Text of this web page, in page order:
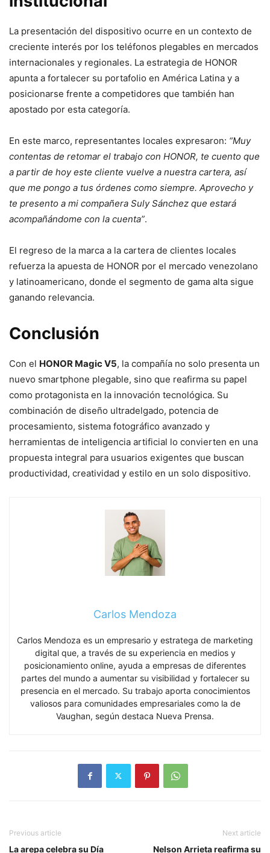
La presentación del dispositivo ocurre en un contexto de
creciente interés por los teléfonos plegables en mercados
internacionales y regionales. La estrategia de HONOR
apunta a fortalecer su portafolio en América Latina y a
posicionarse frente a competidores que también han
apostado por esta categoría.
En este marco, representantes locales expresaron: “Muy
contentas de retomar el trabajo con HONOR, te cuento que
a partir de hoy este cliente vuelve a nuestra cartera, así
que me pongo a tus órdenes como siempre. Aprovecho y
te presento a mi compañera Suly Sánchez que estará
acompañándome con la cuenta”.
El regreso de la marca a la cartera de clientes locales
refuerza la apuesta de HONOR por el mercado venezolano
y latinoamericano, donde el segmento de gama alta sigue
ganando relevancia.
Conclusión
Con el HONOR Magic V5, la compañía no solo presenta un
nuevo smartphone plegable, sino que reafirma su papel
como protagonista en la innovación tecnológica. Su
combinación de diseño ultradelgado, potencia de
procesamiento, sistema fotográfico avanzado y
herramientas de inteligencia artificial lo convierten en una
propuesta integral para usuarios exigentes que buscan
productividad, creatividad y estilo en un solo dispositivo.
Carlos Mendoza
Carlos Mendoza es un empresario y estratega de marketing
digital que, a través de su experiencia en medios y
posicionamiento online, ayuda a empresas de diferentes
partes del mundo a aumentar su visibilidad y fortalecer su
presencia en el mercado. Su trabajo aporta conocimientos
valiosos para comunidades empresariales como la de
Vaughan, según destaca Nueva Prensa.
Previous article
La arepa celebra su Día
Next article
Nelson Arrieta reafirma su